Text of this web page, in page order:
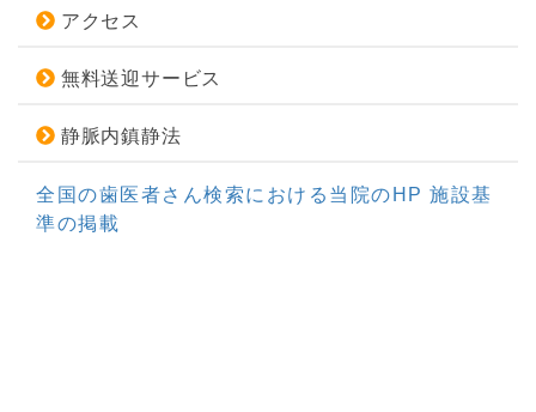
アクセス
無料送迎サービス
静脈内鎮静法
全国の歯医者さん検索における当院のHP 施設基
準の掲載